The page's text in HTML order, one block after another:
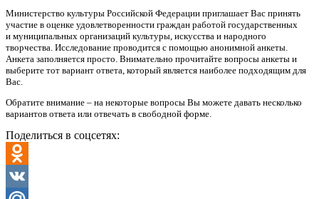
Министерство культуры Российской Федерации приглашает Вас принять
участие в оценке удовлетворенности граждан работой государственных
и муниципальных организаций культуры, искусства и народного
творчества. Исследование проводится с помощью анонимной анкеты.
Анкета заполняется просто. Внимательно прочитайте вопросы анкеты и
выберите тот вариант ответа, который является наиболее подходящим для
Вас.
Обратите внимание – на некоторые вопросы Вы можете давать несколько
вариантов ответа или отвечать в свободной форме.
Поделиться в соцсетях:
Odnoklassniki